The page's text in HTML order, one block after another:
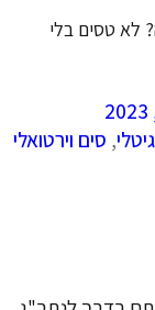
לא טסים בלי
, סים וירטואלי